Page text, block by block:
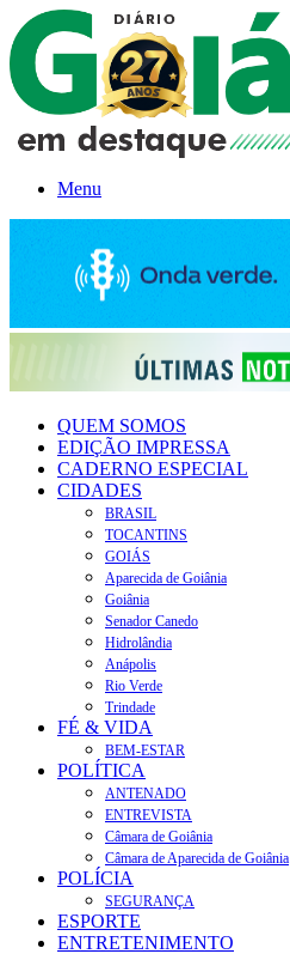
Menu
QUEM SOMOS
EDIÇÃO IMPRESSA
CADERNO ESPECIAL
CIDADES
BRASIL
TOCANTINS
GOIÁS
Aparecida de Goiânia
Goiânia
Senador Canedo
Hidrolândia
Anápolis
Rio Verde
Trindade
FÉ & VIDA
BEM-ESTAR
POLÍTICA
ANTENADO
ENTREVISTA
Câmara de Goiânia
Câmara de Aparecida de Goiânia
POLÍCIA
SEGURANÇA
ESPORTE
ENTRETENIMENTO